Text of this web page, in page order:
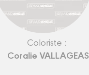
Coloriste :
Coralie VALLAGEAS